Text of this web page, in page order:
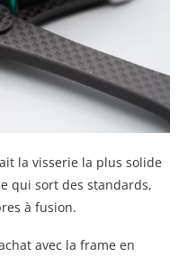
la visserie la plus solide
qui sort des standards,
à fusion.
avec la frame en